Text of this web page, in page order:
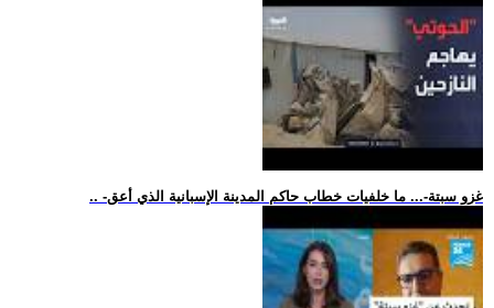
.. -غزو سبتة-... ما خلفيات خطاب حاكم المدينة الإسبانية الذي أعق